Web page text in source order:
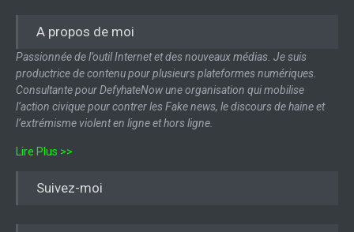
A propos de moi
Passionnée de l’outil Internet et des nouveaux médias. Je suis
productrice de contenu pour plusieurs plateformes numériques.
Consultante pour DefyhateNow une organisation qui mobilise
l’action civique pour contrer les Fake news, le discours de haine et
l’extrémisme violent en ligne et hors ligne.
Lire Plus >>
Suivez-moi